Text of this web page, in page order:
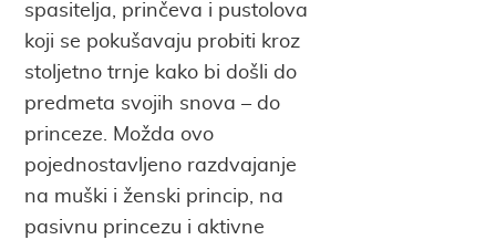
spasitelja, prinčeva i pustolova
koji se pokušavaju probiti kroz
stoljetno trnje kako bi došli do
predmeta svojih snova – do
princeze. Možda ovo
pojednostavljeno razdvajanje
na muški i ženski princip, na
pasivnu princezu i aktivne